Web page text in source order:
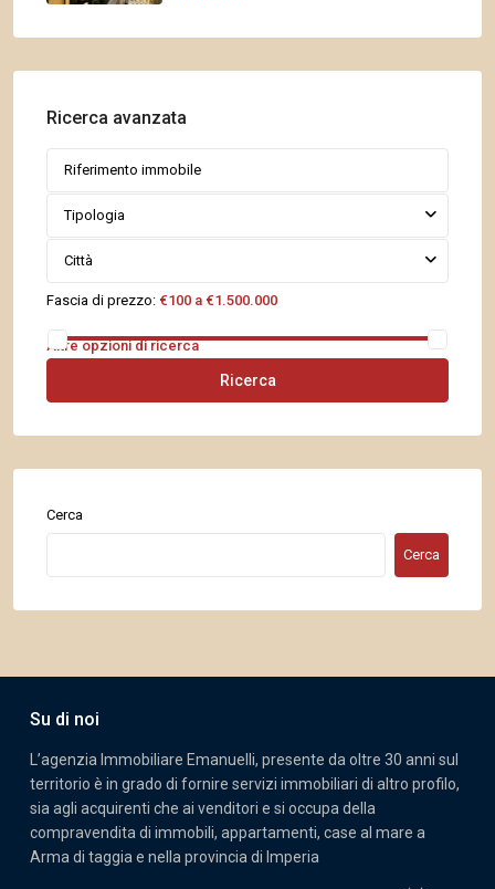
Ricerca avanzata
Tipologia
Città
Fascia di prezzo: €100 a €1.500.000
Altre opzioni di ricerca
Ricerca
Cerca
Cerca
Su di noi
L’agenzia Immobiliare Emanuelli, presente da oltre 30 anni sul
territorio è in grado di fornire servizi immobiliari di altro profilo,
sia agli acquirenti che ai venditori e si occupa della
compravendita di immobili, appartamenti, case al mare a
Arma di taggia e nella provincia di Imperia